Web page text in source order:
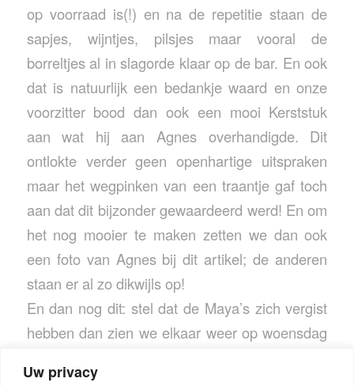
Uw privacy
op voorraad is(!) en na de repetitie staan de
sapjes, wijntjes, pilsjes maar vooral de
borreltjes al in slagorde klaar op de bar. En ook
dat is natuurlijk een bedankje waard en onze
voorzitter bood dan ook een mooi Kerststuk
aan wat hij aan Agnes overhandigde. Dit
ontlokte verder geen openhartige uitspraken
maar het wegpinken van een traantje gaf toch
aan dat dit bijzonder gewaardeerd werd! En om
het nog mooier te maken zetten we dan ook
een foto van Agnes bij dit artikel; de anderen
staan er al zo dikwijls op!
En dan nog dit: stel dat de Maya’s zich vergist
hebben dan zien we elkaar weer op woensdag
gemeentehuis van Someren.